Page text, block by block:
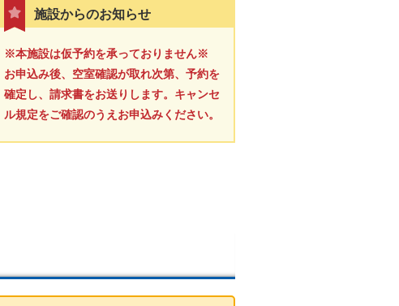
施設からのお知らせ
※本施設は仮予約を承っておりません※
お申込み後、空室確認が取れ次第、予約を
確定し、請求書をお送りします。キャンセ
ル規定をご確認のうえお申込みください。